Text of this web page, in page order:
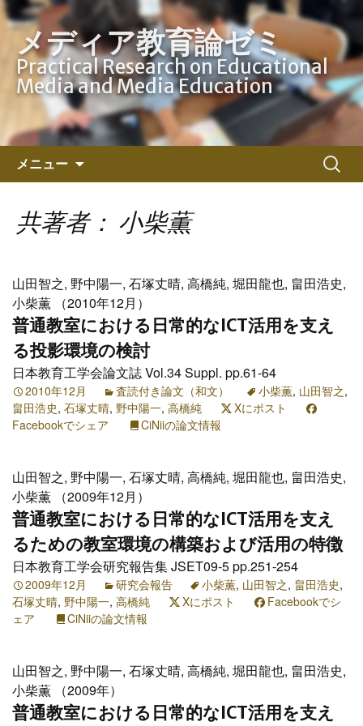
メディア教育論ゼミ
Practical Research on Educational
Media and Media Education
メニュー
ン
ツ
キ
ッ
プ
検
索:
共著者： 小柴薫
山田智之, 野中陽一, 石塚丈晴, 高橋純, 堀田龍也, 畠田浩史,
小柴薫 （2010年12月）
普通教室における日常的なICT活用を支え
る投影環境の検討
日本教育工学会論文誌 Vol.34 Suppl. pp.61-64
2010年12月 査読付き論文（和文） 小柴薫, 山田智之,
畠田浩史, 石塚丈晴, 野中陽一, 高橋純
Xにポスト
Facebookでシェア
CiNiiの論文情報
山田智之, 野中陽一, 石塚丈晴, 高橋純, 堀田龍也, 畠田浩史,
小柴薫 （2009年12月）
普通教室における日常的なICT活用を支え
るための教室環境の構築および活用の特徴
日本教育工学会研究報告集 JSET09-5 pp.251-254
2009年12月 研究会報告 小柴薫, 山田智之, 畠田浩史,
石塚丈晴, 野中陽一, 高橋純 Xにポスト
Facebookでシ
ェア
CiNiiの論文情報
山田智之, 野中陽一, 石塚丈晴, 高橋純, 堀田龍也, 畠田浩史,
小柴薫 （2009年）
普通教室における日常的なICT活用を支え